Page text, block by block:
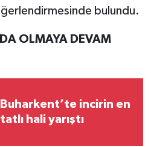
bulundu.
OLMAYA DEVAM
Buharkent’te incirin en
tatlı hali yarıştı